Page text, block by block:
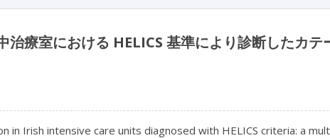
治療室における HELICS 基準により診断したカ
in Irish intensive care units diagnosed with HELICS criteria: a